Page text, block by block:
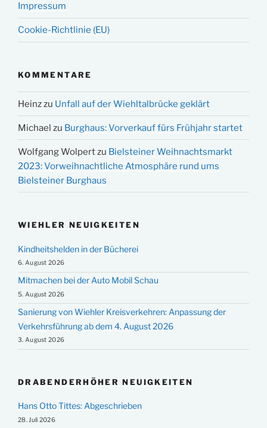
Impressum
Cookie-Richtlinie (EU)
KOMMENTARE
Heinzzu Unfall auf der Wiehltalbrücke geklärt
Michael zu Burghaus: Vorverkauf fürs Frühjahr startet
Wolfgang Wolpertzu Bielsteiner Weihnachtsmarkt
2023: Vorweihnachtliche Atmosphäre rund ums
Bielsteiner Burghaus
WIEHLER NEUIGKEITEN
Kindheitshelden in der Bücherei
6. August 2026
Mitmachen bei der Auto Mobil Schau
5. August 2026
Sanierung von Wiehler Kreisverkehren: Anpassung der
Verkehrsführung ab dem 4. August 2026
3. August 2026
DRABENDERHÖHER NEUIGKEITEN
Hans Otto Tittes: Abgeschrieben
28. Juli 2026